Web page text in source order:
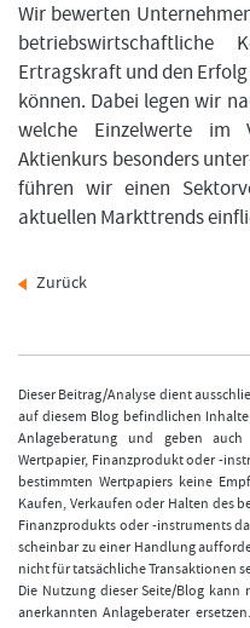
Wir bewerten
Ertragskraft und den
können. Dabei legen wir
welche Einzelwerte im
Aktienkurs besonders
führen wir einen
aktuellen Markttrends
Zurück
Dieser Beitrag/Analyse dient
auf diesem Blog befindlichen
Anlageberatung und geben
Wertpapier, Finanzprodukt oder -
bestimmten Wertpapiers keine
Kaufen, Verkaufen oder Halten des
Finanzprodukts oder -instruments
scheinbar zu einer Handlung
nicht für tatsächliche Transaktionen
Die Nutzung dieser Seite/Blog
anerkannten Anlageberater